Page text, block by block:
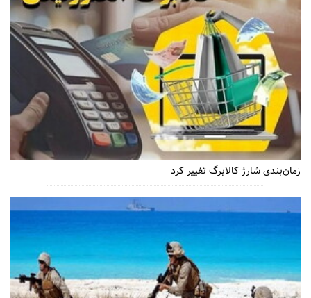
زمان‌بندی شارژ کالابرگ تغییر کرد